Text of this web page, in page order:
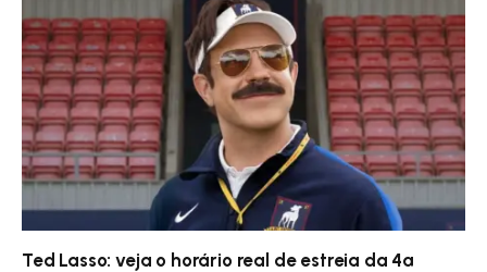
Ted Lasso: veja o horário real de estreia da 4ª